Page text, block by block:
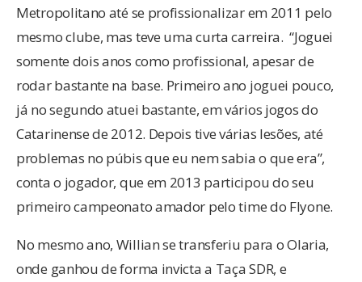
Metropolitano até se profissionalizar em 2011 pelo
mesmo clube, mas teve uma curta carreira. “Joguei
somente dois anos como profissional, apesar de
rodar bastante na base. Primeiro ano joguei pouco,
já no segundo atuei bastante, em vários jogos do
Catarinense de 2012. Depois tive várias lesões, até
problemas no púbis que eu nem sabia o que era”,
conta o jogador, que em 2013 participou do seu
primeiro campeonato amador pelo time do Flyone.
No mesmo ano, Willian se transferiu para o Olaria,
onde ganhou de forma invicta a Taça SDR, e